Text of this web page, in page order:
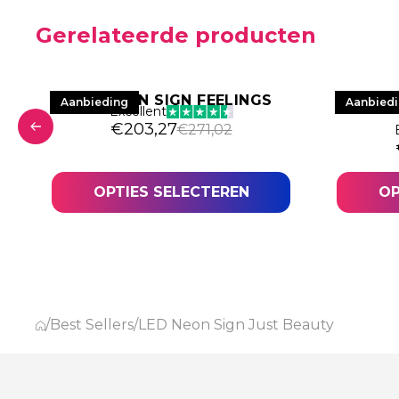
Gerelateerde producten
€407,25.
Aanbieding
LED NEON SIGN FEELINGS
Excellent
€271,02
Oorspronkelijke prijs was: €271,02.
€203,27
Huidige prijs is: €203,27.
OPTIES SELECTEREN
/Best Sellers/LED Neon Sign Just Beauty